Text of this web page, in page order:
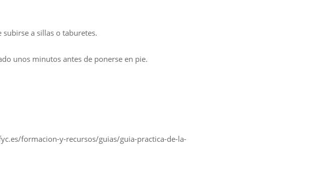
a sillas o taburetes.
unos minutos antes de ponerse en pie.
formacion-y-recursos/guias/guia-practica-de-la-